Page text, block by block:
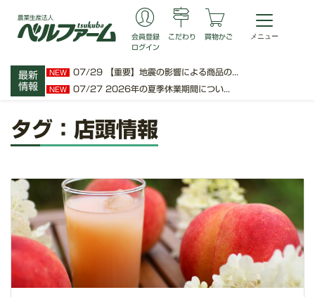
最新
情報
NEW 07/29 【重要】地震の影響による商品の...
NEW 07/27 2026年の夏季休業期間につい...
会員登録
ログイン
こだわり 買物かご
タグ：店頭情報